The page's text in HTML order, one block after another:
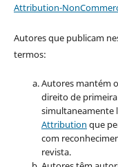
Attribution-
Autores que publicam
termos:
Autores mantém
direito de
simultaneamente
Attribution que
com
revista.